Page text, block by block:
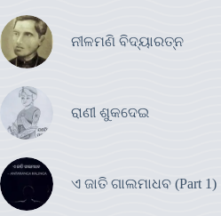
ନୀଳମଣି ବିଦ୍ୟାରତ୍ନ
ରାଣୀ ଶୁକଦେଇ
ଏ ଜାତି ଗାଲମାଧବ (Part 1)